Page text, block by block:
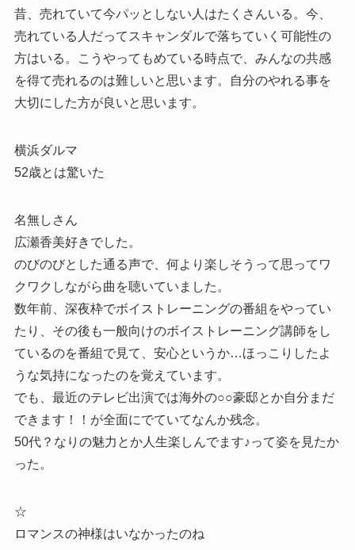
昔、売れていて今パッとしない人はたくさんいる。今、
売れている人だってスキャンダルで落ちていく可能性の
方はいる。こうやってもめている時点で、みんなの共感
を得て売れるのは難しいと思います。自分のやれる事を
大切にした方が良いと思います。
横浜ダルマ
52歳とは驚いた
名無しさん
広瀬香美好きでした。
のびのびとした通る声で、何より楽しそうって思ってワ
クワクしながら曲を聴いていました。
数年前、深夜枠でボイストレーニングの番組をやってい
たり、その後も一般向けのボイストレーニング講師をし
ているのを番組で見て、安心というか…ほっこりしたよ
うな気持になったのを覚えています。
でも、最近のテレビ出演では海外の○○豪邸とか自分まだ
できます！！が全面にでていてなんか残念。
50代？なりの魅力とか人生楽しんでます♪って姿を見たか
った。
☆
ロマンスの神様はいなかったのね